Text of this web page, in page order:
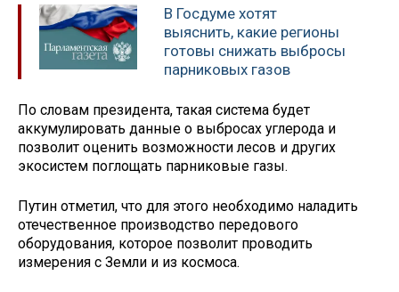
В Госдуме хотят
выяснить, какие регионы
готовы снижать выбросы
парниковых газов
По словам президента, такая система будет
аккумулировать данные о выбросах углерода и
позволит оценить возможности лесов и других
экосистем поглощать парниковые газы.
Путин отметил, что для этого необходимо наладить
отечественное производство передового
оборудования, которое позволит проводить
измерения с Земли и из космоса.